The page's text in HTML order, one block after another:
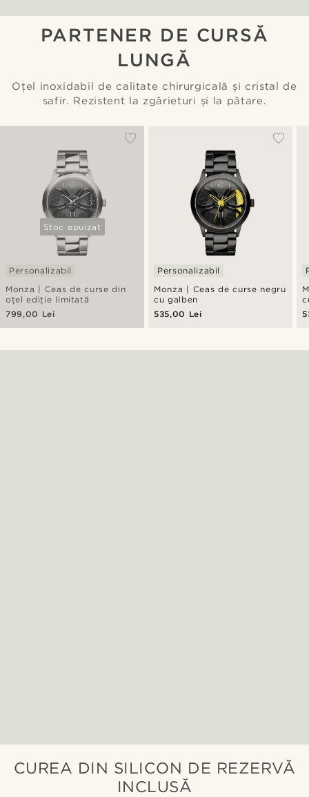
PARTENER DE CURSĂ
LUNGĂ
Oțel inoxidabil de calitate chirurgicală și cristal de
safir. Rezistent la zgârieturi și la pătare.
Stoc epuizat
Monza | Ceas de curse din
oțel ediție limitată
Personalizabil
799,00 Lei
Monza | Ceas de curse negru
cu galben
Personalizabil
535,00 Lei
CUREA DIN SILICON DE REZERVĂ
INCLUSĂ